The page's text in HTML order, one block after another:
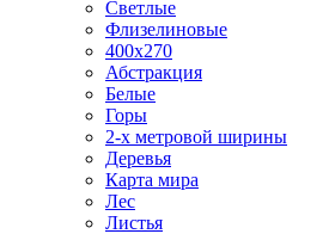
Светлые
Флизелиновые
400х270
Абстракция
Белые
Горы
2-х метровой ширины
Деревья
Карта мира
Лес
Листья